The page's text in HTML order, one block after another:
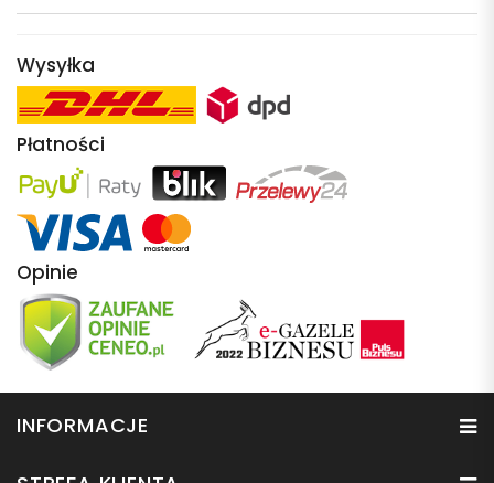
Wysyłka
Płatności
Opinie
INFORMACJE